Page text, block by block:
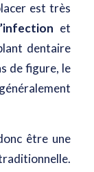
est très
et
dentaire
de figure, le
être une